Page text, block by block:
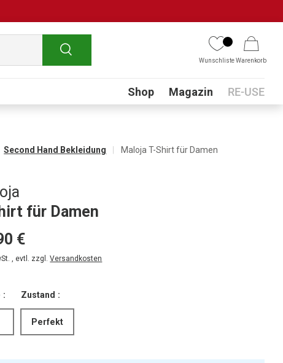
Suchen
WunschlisteWarenkorb
Submenu
Shop Magazin RE-USE
Second Hand Bekleidung Maloja T-Shirt für Damen
für Damen
€
, evtl. zzgl.Versandkosten
: Zustand :
Perfekt